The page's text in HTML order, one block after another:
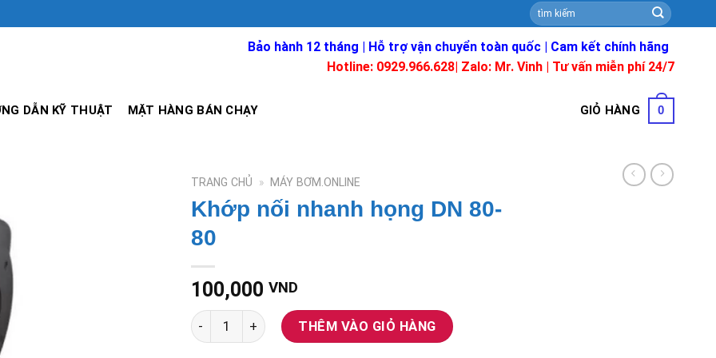
Tìm
kiếm:
Bảo hành 12 tháng | Hỗ trợ vận chuyển toàn quốc | Cam kết chính hãng
Hotline: 0929.966.628| Zalo: Mr. Vinh | Tư vấn miễn phí 24/7
DẪN KỸ THUẬT MẶT HÀNG BÁN CHẠY GIỎ HÀNG 0
TRANG CHỦ » MÁY BƠM.ONLINE
Khớp nối nhanh họng DN 80-
80
100,000 VND
Khớp nối nhanh họng DN 80-80 số lượng
THÊM VÀO GIỎ HÀNG